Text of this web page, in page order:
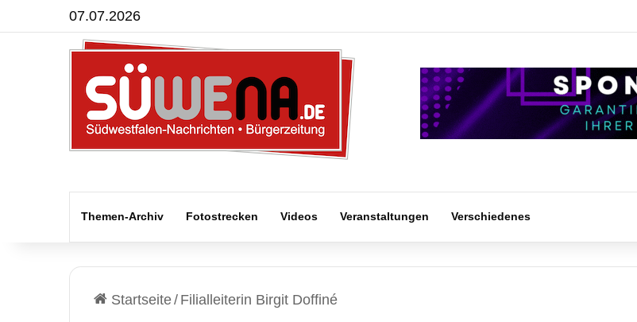
07.07.2026
Themen-Archiv Fotostrecken Videos Veranstaltungen Verschiedenes
Startseite/ Filialleiterin Birgit Doffiné